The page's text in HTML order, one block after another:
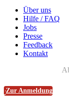
Über uns
Hilfe / FAQ
Jobs
Presse
Feedback
Kontakt
Zur Anmeldung